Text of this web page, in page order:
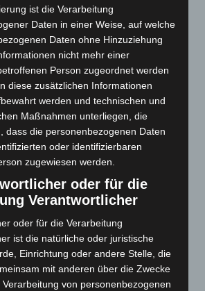
(112)
ist die Verarbeitung
Daten in einer Weise, auf welche
Daten ohne Hinzuziehung
nicht mehr einer
Person zugeordnet werden
diese zusätzlichen Informationen
werden und technischen und
Maßnahmen unterliegen, die
dass die personenbezogenen Daten
oder identifizierbaren
zugewiesen werden.
oder für die
Verantwortlicher
oder für die Verarbeitung
ist die natürliche oder juristische
Einrichtung oder andere Stelle, die
mit anderen über die Zwecke
von personenbezogenen